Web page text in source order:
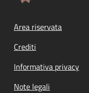
Footer menu
Area riservata
Crediti
Informativa privacy
Note legali